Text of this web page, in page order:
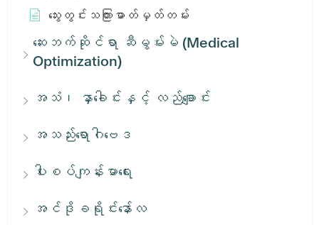
သွေးတွင်းသကြားဓာတ်မှတ်တမ်း
ဆေးဘက်ဆိုင်ရာ ဆီမွမ်းမဲ (Medical
Optimization)
အသံ၊ နှာခေါင်းနှင့် လည်ချောင်း
အသည်းရောဂါဗေဒ
ပါးစပ်ကျန်းမာရေး
အင်ဒိုခရိုင်းနော်လ